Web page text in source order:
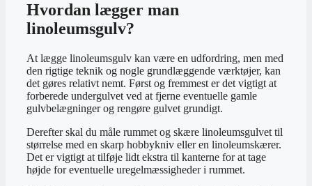
Hvordan lægger man
linoleumsgulv?
At lægge linoleumsgulv kan være en udfordring, men med
den rigtige teknik og nogle grundlæggende værktøjer, kan
det gøres relativt nemt. Først og fremmest er det vigtigt at
forberede undergulvet ved at fjerne eventuelle gamle
gulvbelægninger og rengøre gulvet grundigt.
Derefter skal du måle rummet og skære linoleumsgulvet til
størrelse med en skarp hobbykniv eller en linoleumskærer.
Det er vigtigt at tilføje lidt ekstra til kanterne for at tage
højde for eventuelle uregelmæssigheder i rummet.